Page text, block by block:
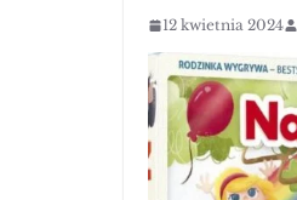
12 kwietnia 2024